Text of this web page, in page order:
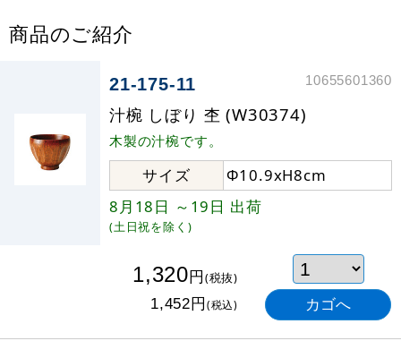
商品のご紹介
21-175-11 10655601360
汁椀 しぼり 杢 (W30374)
木製の汁椀です。
サイズ
Φ10.9xH8cm
8月18日 ～19日 出荷
(土日祝を除く)
1,320円(税抜)
1,452円(税込)